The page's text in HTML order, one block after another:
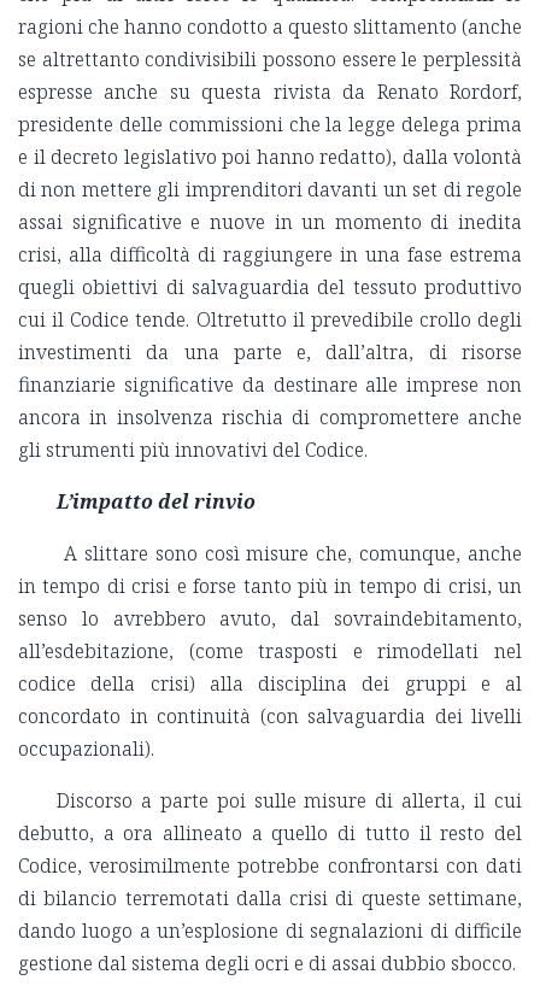
ragioni che hanno condotto a questo slittamento (anche
se altrettanto condivisibili possono essere le perplessità
espresse anche su questa rivista da Renato Rordorf,
presidente delle commissioni che la legge delega prima
e il decreto legislativo poi hanno redatto), dalla volontà
di non mettere gli imprenditori davanti un set di regole
assai significative e nuove in un momento di inedita
crisi, alla difficoltà di raggiungere in una fase estrema
quegli obiettivi di salvaguardia del tessuto produttivo
cui il Codice tende. Oltretutto il prevedibile crollo degli
investimenti da una parte e, dall’altra, di risorse
finanziarie significative da destinare alle imprese non
ancora in insolvenza rischia di compromettere anche
gli strumenti più innovativi del Codice.
L’impatto del rinvio
A slittare sono così misure che, comunque, anche
in tempo di crisi e forse tanto più in tempo di crisi, un
senso lo avrebbero avuto, dal sovraindebitamento,
all’esdebitazione, (come trasposti e rimodellati nel
codice della crisi) alla disciplina dei gruppi e al
concordato in continuità (con salvaguardia dei livelli
occupazionali).
Discorso a parte poi sulle misure di allerta, il cui
debutto, a ora allineato a quello di tutto il resto del
Codice, verosimilmente potrebbe confrontarsi con dati
di bilancio terremotati dalla crisi di queste settimane,
dando luogo a un’esplosione di segnalazioni di difficile
gestione dal sistema degli ocri e di assai dubbio sbocco.